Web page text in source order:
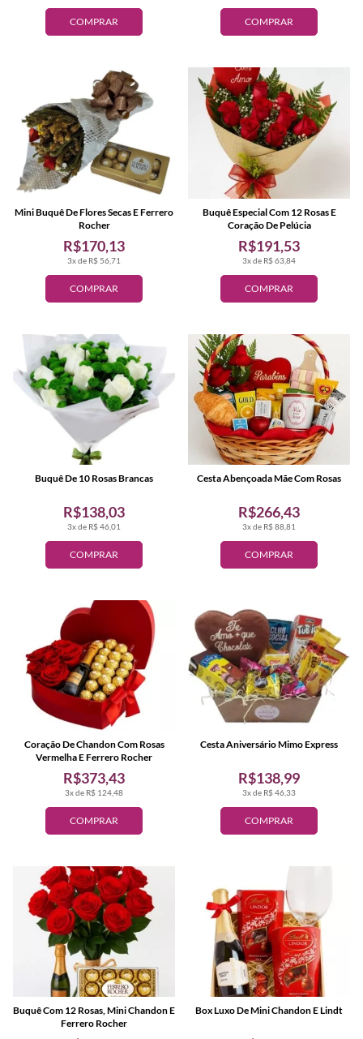
COMPRAR COMPRAR
COMPRAR
3x de R$ 56,71
R$170,13
Mini Buquê De Flores Secas E Ferrero
Rocher
COMPRAR
3x de R$ 63,84
R$191,53
Buquê Especial Com 12 Rosas E
Coração De Pelúcia
COMPRAR
3x de R$ 46,01
R$138,03
Buquê De 10 Rosas Brancas
COMPRAR
3x de R$ 88,81
R$266,43
Cesta Abençoada Mãe Com Rosas
COMPRAR
3x de R$ 124,48
R$373,43
Coração De Chandon Com Rosas
Vermelha E Ferrero Rocher
COMPRAR
3x de R$ 46,33
R$138,99
Cesta Aniversário Mimo Express
Buquê Com 12 Rosas, Mini Chandon E
Ferrero Rocher
Box Luxo De Mini Chandon E Lindt